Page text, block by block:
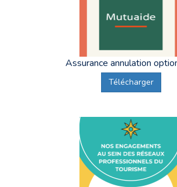
Assurance annulation
Télécharger